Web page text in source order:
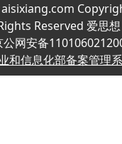
Reserved 爱思
公网安备
和信息化部备案管理